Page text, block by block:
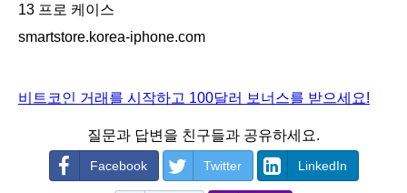
13 프로 케이스
smartstore.korea-iphone.com
비트코인 거래를 시작하고 100달러 보너스를 받으세요!
질문과 답변을 친구들과 공유하세요.
Facebook Twitter LinkedIn